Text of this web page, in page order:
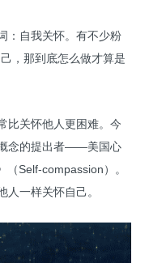
：自我关怀。有不少粉
，那到底怎么做才算是
比关怀他人更困难。今
念的提出者——美国心
Self-compassion）。
一样关怀自己。